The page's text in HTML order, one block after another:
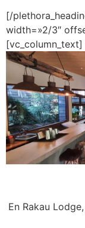
[/
width=»2/3″
[vc_column_text]
En Rakau